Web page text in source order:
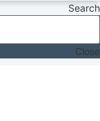
Search
Close